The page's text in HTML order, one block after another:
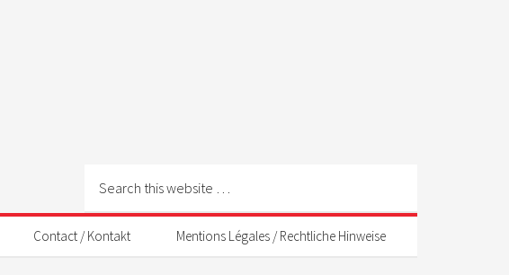
Contact / Kontakt Mentions Légales / Rechtliche Hinweise